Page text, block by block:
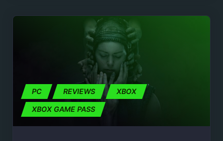
PC REVIEWS XBOX
XBOX GAME PASS